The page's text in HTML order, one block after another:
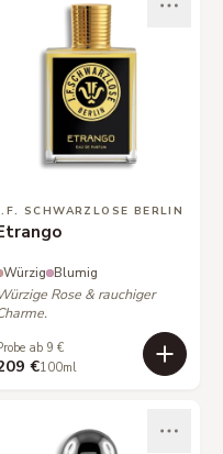
SCHWARZLOSE BERLIN
Würzig Blumig
Rose & rauchiger
ab 9 €
€100ml